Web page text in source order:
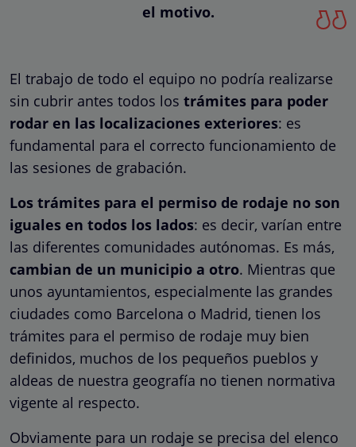
el motivo.
El trabajo de todo el equipo no podría realizarse
sin cubrir antes todos los trámites para poder
rodar en las localizaciones exteriores: es
fundamental para el correcto funcionamiento de
las sesiones de grabación.
Los trámites para el permiso de rodaje no son
iguales en todos los lados: es decir, varían entre
las diferentes comunidades autónomas. Es más,
cambian de un municipio a otro. Mientras que
unos ayuntamientos, especialmente las grandes
ciudades como Barcelona o Madrid, tienen los
trámites para el permiso de rodaje muy bien
definidos, muchos de los pequeños pueblos y
aldeas de nuestra geografía no tienen normativa
vigente al respecto.
Obviamente para un rodaje se precisa del elenco